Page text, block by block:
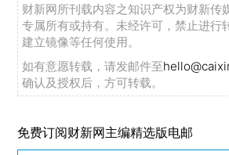
财新网所刊载内容之知识产权为财新传
专属所有或持有。未经许可，禁止进行
建立镜像等任何使用。
如有意愿转载，请发邮件至
确认及授权后，方可转载。
免费订阅财新网主编精选版电邮